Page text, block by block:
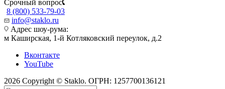
Срочный вопрос
8 (800) 533-79-03
info@staklo.ru
Адрес шоу-рума:
м Каширская, 1-й Котляковский переулок, д.2
Вконтакте
YouTube
2026 Copyright © Staklo. ОГРН: 1257700136121